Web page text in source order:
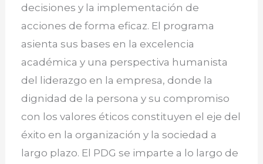
decisiones y la implementación de
acciones de forma eficaz. El programa
asienta sus bases en la excelencia
académica y una perspectiva humanista
del liderazgo en la empresa, donde la
dignidad de la persona y su compromiso
con los valores éticos constituyen el eje del
éxito en la organización y la sociedad a
largo plazo. El PDG se imparte a lo largo de